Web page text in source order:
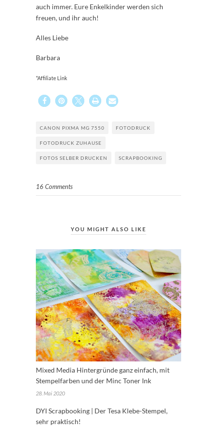
auch immer. Eure Enkelkinder werden sich
freuen, und ihr auch!
Alles Liebe
Barbara
*Affiliate Link
CANON PIXMA MG 7550 FOTODRUCK
FOTODRUCK ZUHAUSE
FOTOS SELBER DRUCKEN SCRAPBOOKING
16 Comments
YOU MIGHT ALSO LIKE
Mixed Media Hintergründe ganz einfach, mit
Stempelfarben und der Minc Toner Ink
28. Mai 2020
DYI Scrapbooking | Der Tesa Klebe-Stempel,
sehr praktisch!